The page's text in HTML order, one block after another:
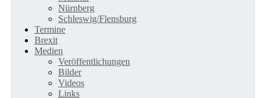
Nürnberg
Schleswig/Flensburg
Termine
Brexit
Medien
Veröffentlichungen
Bilder
Videos
Links